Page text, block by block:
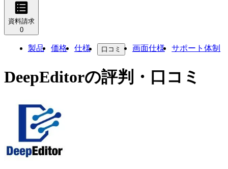
資料請求
0
製品 価格 仕様 口コミ 画面仕様 サポート体制
DeepEditorの評判・口コミ